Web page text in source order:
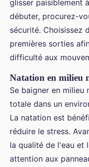
glisser paisiblement
débuter, procurez-
sécurité. Choisissez
premières sorties
difficulté aux
Natation en milieu
Se baigner en milieu
totale dans un
La natation est
réduire le stress.
la qualité de l'eau et
attention aux